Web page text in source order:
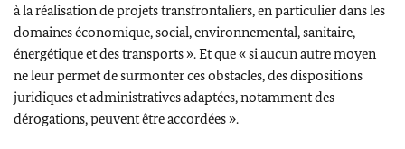
à la réalisation de projets transfrontaliers, en particulier dans les
domaines économique, social, environnemental, sanitaire,
énergétique et des transports ». Et que « si aucun autre moyen
ne leur permet de surmonter ces obstacles, des dispositions
juridiques et administratives adaptées, notamment des
dérogations, peuvent être accordées ».